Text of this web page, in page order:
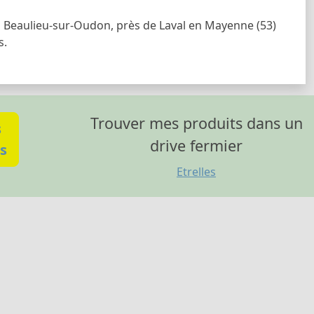
sur-Oudon, près de Laval en Mayenne (53)
Trouver mes produits dans un
drive fermier
Etrelles